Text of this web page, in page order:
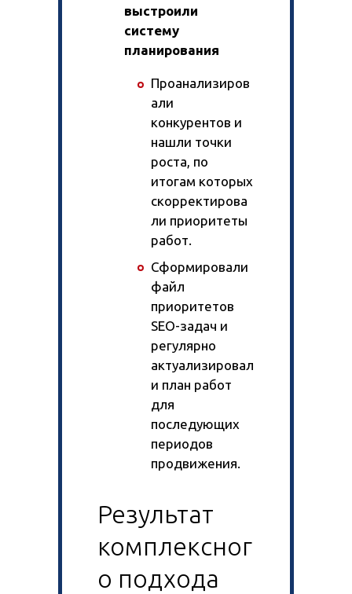
выстроили
систему
планирования
Проанализиров
али
конкурентов и
нашли точки
роста, по
итогам которых
скорректирова
ли приоритеты
работ.
Сформировали
файл
приоритетов
SEO-задач и
регулярно
актуализировал
и план работ
для
последующих
периодов
продвижения.
Результат
комплексног
о подхода